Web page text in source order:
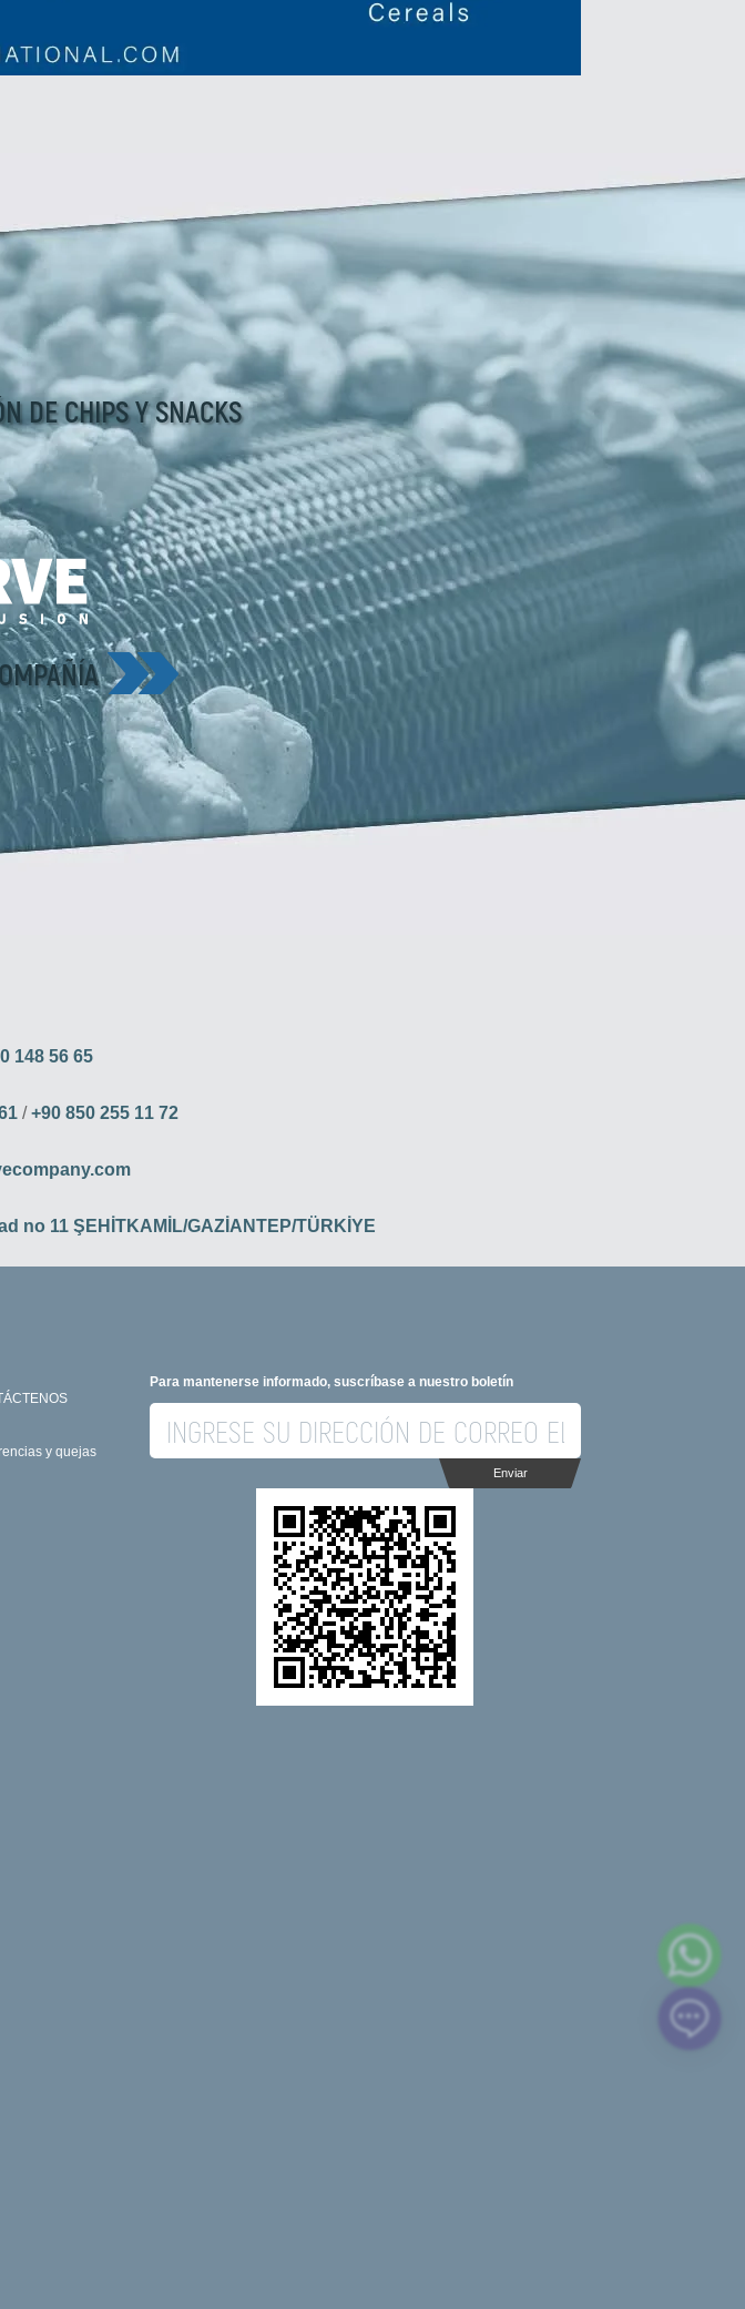
DE CHIPS Y SNACKS
148 56 65
/+90 850 255 11 72
no 11 ŞEHİTKAMİL/GAZİANTEP/TÜRKİYE
y quejas
Para mantenerse informado, suscríbase a nuestro boletín
Enviar